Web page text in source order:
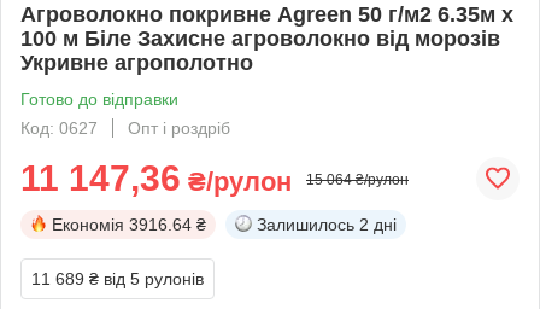
Агроволокно покривне Agreen 50 г/м2 6.35м х
100 м Біле Захисне агроволокно від морозів
Укривне агрополотно
Готово до відправки
Код: 0627
Опт і роздріб
11 147,36 ₴/рулон 15 064 ₴/рулон
Економія 3916.64 ₴ Залишилось 2 дні
11 689 ₴ від 5 рулонів